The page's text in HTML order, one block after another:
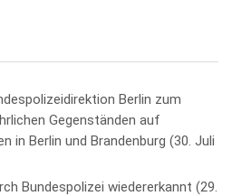
Berlin zum
Gegenständen auf
in Berlin und Brandenburg 30. Juli
Bundespolizei wiedererkannt
29.